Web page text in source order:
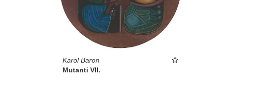
Karol Baron
Mutanti VII.